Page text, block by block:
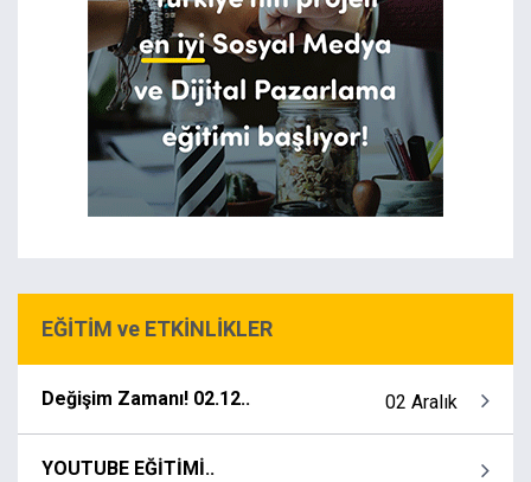
EĞİTİM ve ETKİNLİKLER
Değişim Zamanı! 02.12.. 02 Aralık
YOUTUBE EĞİTİMİ..